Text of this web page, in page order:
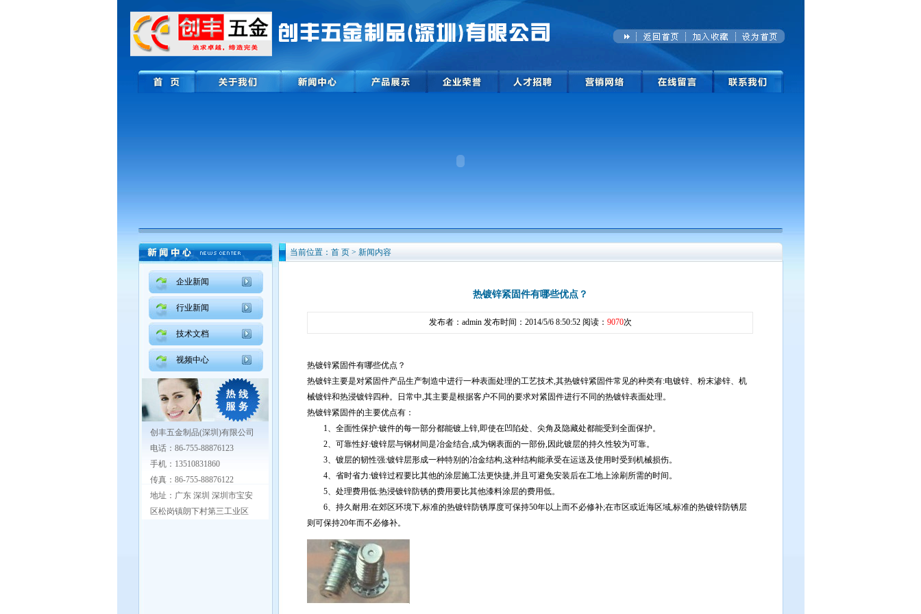
企业新闻
行业新闻
技术文档
视频中心
创丰五金制品(深圳)有限公司
电话：86-755-88876123
手机：13510831860
传真：86-755-88876122
地址：广东 深圳 深圳市宝安
区松岗镇朗下村第三工业区
当前位置：首 页 > 新闻内容
热镀锌紧固件有哪些优点？
发布者：admin 发布时间：2014/5/6 8:50:52 阅读： 9070次
热镀锌紧固件有哪些优点？
热镀锌主要是对紧固件产品生产制造中进行一种表面处理的工艺技术,其热镀锌紧固件常见的种类有:电镀锌、粉末渗锌、机
械镀锌和热浸镀锌四种。日常中,其主要是根据客户不同的要求对紧固件进行不同的热镀锌表面处理。
热镀锌紧固件的主要优点有：
1、全面性保护:镀件的每一部分都能镀上锌,即使在凹陷处、尖角及隐藏处都能受到全面保护。
2、可靠性好:镀锌层与钢材间是冶金结合,成为钢表面的一部份,因此镀层的持久性较为可靠。
3、镀层的韧性强:镀锌层形成一种特别的冶金结构,这种结构能承受在运送及使用时受到机械损伤。
4、省时省力:镀锌过程要比其他的涂层施工法更快捷,并且可避免安装后在工地上涂刷所需的时间。
5、处理费用低:热浸镀锌防锈的费用要比其他漆料涂层的费用低。
6、持久耐用:在郊区环境下,标准的热镀锌防锈厚度可保持50年以上而不必修补;在市区或近海区域,标准的热镀锌防锈层
则可保持20年而不必修补。